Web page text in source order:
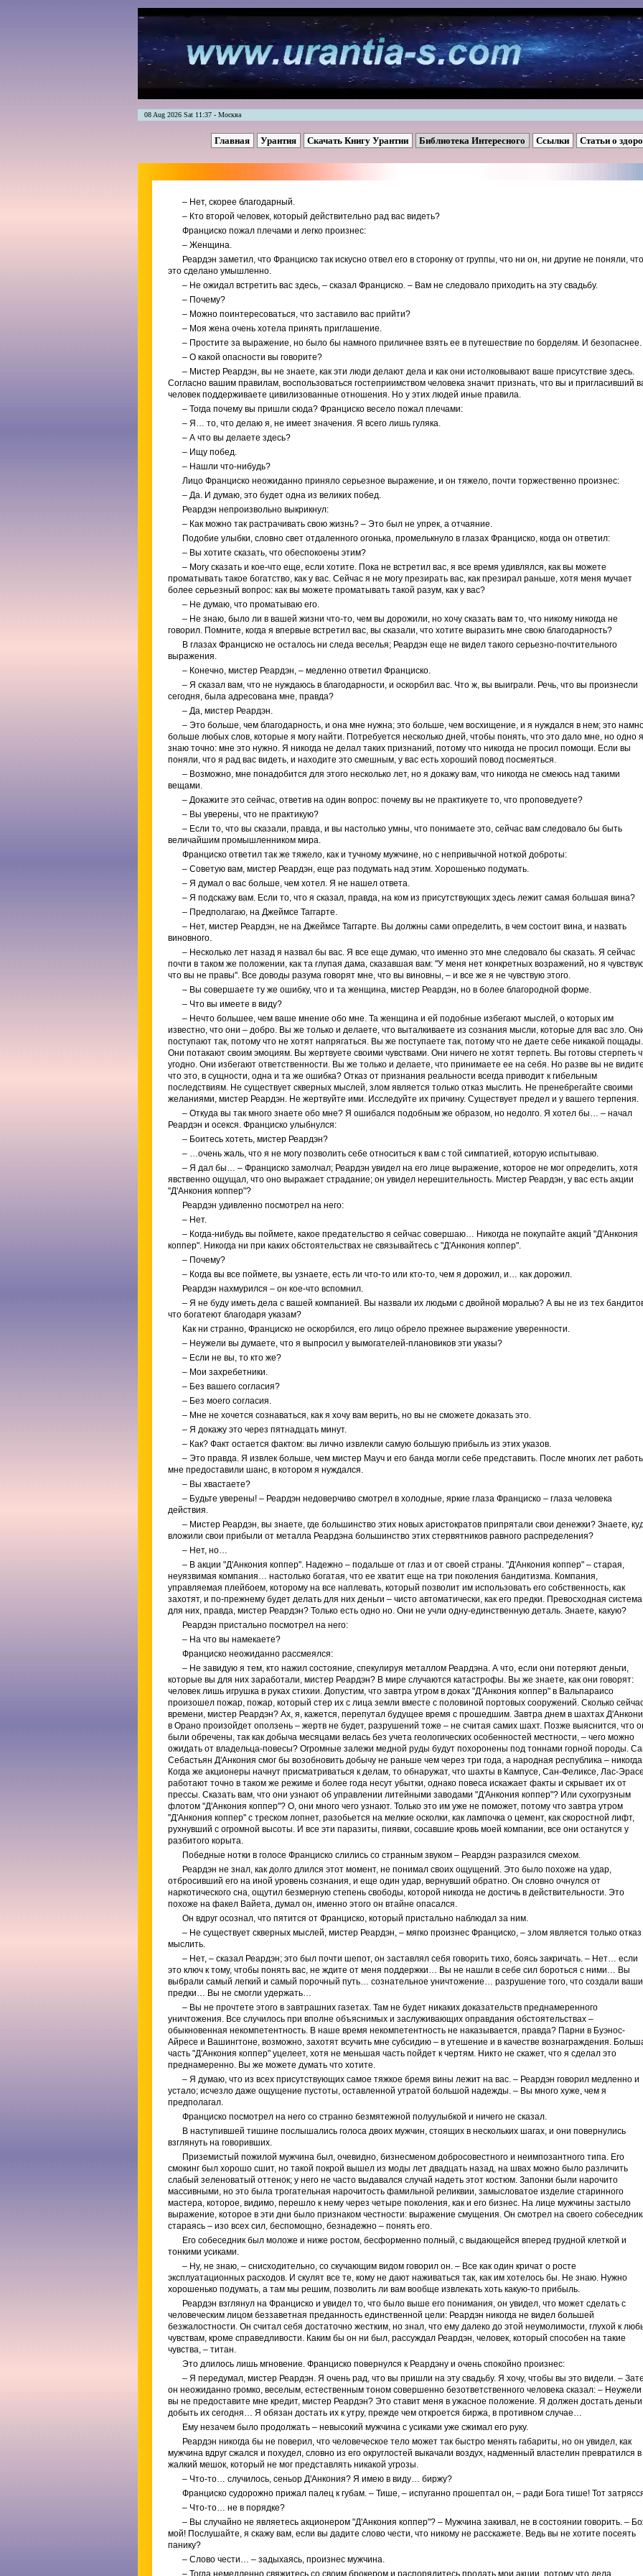
08 Aug 2026 Sat 11:37 - Москва
Главная Урантия Скачать Книгу Урантии Библиотека Интересного Ссылки Статьи о
– Нет, скорее благодарный.
– Кто второй человек, который действительно рад вас видеть?
Франциско пожал плечами и легко произнес:
– Женщина.
Реардэн заметил, что Франциско так искусно отвел его в сторонку от группы, что ни он, ни другие не поняли, что
это сделано умышленно.
– Не ожидал встретить вас здесь, – сказал Франциско. – Вам не следовало приходить на эту свадьбу.
– Почему?
– Можно поинтересоваться, что заставило вас прийти?
– Моя жена очень хотела принять приглашение.
– Простите за выражение, но было бы намного приличнее взять ее в путешествие по борделям. И безопаснее.
– О какой опасности вы говорите?
– Мистер Реардэн, вы не знаете, как эти люди делают дела и как они истолковывают ваше присутствие здесь.
Согласно вашим правилам, воспользоваться гостеприимством человека значит признать, что вы и пригласивший
человек поддерживаете цивилизованные отношения. Но у этих людей иные правила.
– Тогда почему вы пришли сюда? Франциско весело пожал плечами:
– Я… то, что делаю я, не имеет значения. Я всего лишь гуляка.
– А что вы делаете здесь?
– Ищу побед.
– Нашли что-нибудь?
Лицо Франциско неожиданно приняло серьезное выражение, и он тяжело, почти торжественно произнес:
– Да. И думаю, это будет одна из великих побед.
Реардэн непроизвольно выкрикнул:
– Как можно так растрачивать свою жизнь? – Это был не упрек, а отчаяние.
Подобие улыбки, словно свет отдаленного огонька, промелькнуло в глазах Франциско, когда он ответил:
– Вы хотите сказать, что обеспокоены этим?
– Могу сказать и кое-что еще, если хотите. Пока не встретил вас, я все время удивлялся, как вы можете
проматывать такое богатство, как у вас. Сейчас я не могу презирать вас, как презирал раньше, хотя меня мучает
более серьезный вопрос: как вы можете проматывать такой разум, как у вас?
– Не думаю, что проматываю его.
– Не знаю, было ли в вашей жизни что-то, чем вы дорожили, но хочу сказать вам то, что никому никогда не
говорил. Помните, когда я впервые встретил вас, вы сказали, что хотите выразить мне свою благодарность?
В глазах Франциско не осталось ни следа веселья; Реардэн еще не видел такого серьезно-почтительного
выражения.
– Конечно, мистер Реардэн, – медленно ответил Франциско.
– Я сказал вам, что не нуждаюсь в благодарности, и оскорбил вас. Что ж, вы выиграли. Речь, что вы произнесли
сегодня, была адресована мне, правда?
– Да, мистер Реардэн.
– Это больше, чем благодарность, и она мне нужна; это больше, чем восхищение, и я нуждался в нем; это
больше любых слов, которые я могу найти. Потребуется несколько дней, чтобы понять, что это дало мне, но одно я
знаю точно: мне это нужно. Я никогда не делал таких признаний, потому что никогда не просил помощи. Если вы
поняли, что я рад вас видеть, и находите это смешным, у вас есть хороший повод посмеяться.
– Возможно, мне понадобится для этого несколько лет, но я докажу вам, что никогда не смеюсь над такими
вещами.
– Докажите это сейчас, ответив на один вопрос: почему вы не практикуете то, что проповедуете?
– Вы уверены, что не практикую?
– Если то, что вы сказали, правда, и вы настолько умны, что понимаете это, сейчас вам следовало бы быть
величайшим промышленником мира.
Франциско ответил так же тяжело, как и тучному мужчине, но с непривычной ноткой доброты:
– Советую вам, мистер Реардэн, еще раз подумать над этим. Хорошенько подумать.
– Я думал о вас больше, чем хотел. Я не нашел ответа.
– Я подскажу вам. Если то, что я сказал, правда, на ком из присутствующих здесь лежит самая большая вина?
– Предполагаю, на Джеймсе Таггарте.
– Нет, мистер Реардэн, не на Джеймсе Таггарте. Вы должны сами определить, в чем состоит вина, и назвать
виновного.
– Несколько лет назад я назвал бы вас. Я все еще думаю, что именно это мне следовало бы сказать. Я сейчас
почти в таком же положении, как та глупая дама, сказавшая вам: "У меня нет конкретных возражений, но я
что вы не правы". Все доводы разума говорят мне, что вы виновны, – и все же я не чувствую этого.
– Вы совершаете ту же ошибку, что и та женщина, мистер Реардэн, но в более благородной форме.
– Что вы имеете в виду?
– Нечто большее, чем ваше мнение обо мне. Та женщина и ей подобные избегают мыслей, о которых им
известно, что они – добро. Вы же только и делаете, что выталкиваете из сознания мысли, которые для вас зло.
поступают так, потому что не хотят напрягаться. Вы же поступаете так, потому что не даете себе никакой пощады.
Они потакают своим эмоциям. Вы жертвуете своими чувствами. Они ничего не хотят терпеть. Вы готовы стерпеть
угодно. Они избегают ответственности. Вы же только и делаете, что принимаете ее на себя. Но разве вы не
что это, в сущности, одна и та же ошибка? Отказ от признания реальности всегда приводит к гибельным
последствиям. Не существует скверных мыслей, злом является только отказ мыслить. Не пренебрегайте своими
желаниями, мистер Реардэн. Не жертвуйте ими. Исследуйте их причину. Существует предел и у вашего терпения.
– Откуда вы так много знаете обо мне? Я ошибался подобным же образом, но недолго. Я хотел бы… – начал
Реардэн и осекся. Франциско улыбнулся:
– Боитесь хотеть, мистер Реардэн?
– …очень жаль, что я не могу позволить себе относиться к вам с той симпатией, которую испытываю.
– Я дал бы… – Франциско замолчал; Реардэн увидел на его лице выражение, которое не мог определить, хотя
явственно ощущал, что оно выражает страдание; он увидел нерешительность. Мистер Реардэн, у вас есть акции
"Д'Анкония коппер"?
Реардэн удивленно посмотрел на него:
– Нет.
– Когда-нибудь вы поймете, какое предательство я сейчас совершаю… Никогда не покупайте акций "Д'Анкония
коппер". Никогда ни при каких обстоятельствах не связывайтесь с "Д'Анкония коппер".
– Почему?
– Когда вы все поймете, вы узнаете, есть ли что-то или кто-то, чем я дорожил, и… как дорожил.
Реардэн нахмурился – он кое-что вспомнил.
– Я не буду иметь дела с вашей компанией. Вы назвали их людьми с двойной моралью? А вы не из тех
что богатеют благодаря указам?
Как ни странно, Франциско не оскорбился, его лицо обрело прежнее выражение уверенности.
– Неужели вы думаете, что я выпросил у вымогателей-плановиков эти указы?
– Если не вы, то кто же?
– Мои захребетники.
– Без вашего согласия?
– Без моего согласия.
– Мне не хочется сознаваться, как я хочу вам верить, но вы не сможете доказать это.
– Я докажу это через пятнадцать минут.
– Как? Факт остается фактом: вы лично извлекли самую большую прибыль из этих указов.
– Это правда. Я извлек больше, чем мистер Мауч и его банда могли себе представить. После многих лет
мне предоставили шанс, в котором я нуждался.
– Вы хвастаете?
– Будьте уверены! – Реардэн недоверчиво смотрел в холодные, яркие глаза Франциско – глаза человека
действия.
– Мистер Реардэн, вы знаете, где большинство этих новых аристократов припрятали свои денежки? Знаете,
вложили свои прибыли от металла Реардэна большинство этих стервятников равного распределения?
– Нет, но…
– В акции "Д'Анкония коппер". Надежно – подальше от глаз и от своей страны. "Д'Анкония коппер" – старая,
неуязвимая компания… настолько богатая, что ее хватит еще на три поколения бандитизма. Компания,
управляемая плейбоем, которому на все наплевать, который позволит им использовать его собственность, как
захотят, и по-прежнему будет делать для них деньги – чисто автоматически, как его предки. Превосходная система
для них, правда, мистер Реардэн? Только есть одно но. Они не учли одну-единственную деталь. Знаете, какую?
Реардэн пристально посмотрел на него:
– На что вы намекаете?
Франциско неожиданно рассмеялся:
– Не завидую я тем, кто нажил состояние, спекулируя металлом Реардэна. А что, если они потеряют деньги,
которые вы для них заработали, мистер Реардэн? В мире случаются катастрофы. Вы же знаете, как они говорят:
человек лишь игрушка в руках стихии. Допустим, что завтра утром в доках "Д'Анкония коппер" в Вальпараисо
произошел пожар, пожар, который стер их с лица земли вместе с половиной портовых сооружений. Сколько
времени, мистер Реардэн? Ах, я, кажется, перепутал будущее время с прошедшим. Завтра днем в шахтах
в Орано произойдет оползень – жертв не будет, разрушений тоже – не считая самих шахт. Позже выяснится, что
были обречены, так как добыча месяцами велась без учета геологических особенностей местности, – чего можно
ожидать от владельца-повесы? Огромные залежи медной руды будут похоронены под тоннами горной породы.
Себастьян Д'Анкония смог бы возобновить добычу не раньше чем через три года, а народная республика –
Когда же акционеры начнут присматриваться к делам, то обнаружат, что шахты в Кампусе, Сан-Феликсе, Лас-Эрасе
работают точно в таком же режиме и более года несут убытки, однако повеса искажает факты и скрывает их от
прессы. Сказать вам, что они узнают об управлении литейными заводами "Д'Анкония коппер"? Или сухогрузным
флотом "Д'Анкония коппер"? О, они много чего узнают. Только это им уже не поможет, потому что завтра утром
"Д'Анкония коппер" с треском лопнет, разобьется на мелкие осколки, как лампочка о цемент, как скоростной лифт,
рухнувший с огромной высоты. И все эти паразиты, пиявки, сосавшие кровь моей компании, все они останутся у
разбитого корыта.
Победные нотки в голосе Франциско слились со странным звуком – Реардэн разразился смехом.
Реардэн не знал, как долго длился этот момент, не понимал своих ощущений. Это было похоже на удар,
отбросивший его на иной уровень сознания, и еще один удар, вернувший обратно. Он словно очнулся от
наркотического сна, ощутил безмерную степень свободы, которой никогда не достичь в действительности. Это
похоже на факел Вайета, думал он, именно этого он втайне опасался.
Он вдруг осознал, что пятится от Франциско, который пристально наблюдал за ним.
– Не существует скверных мыслей, мистер Реардэн, – мягко произнес Франциско, – злом является только отказ
мыслить.
– Нет, – сказал Реардэн; это был почти шепот, он заставлял себя говорить тихо, боясь закричать. – Нет… если
это ключ к тому, чтобы понять вас, не ждите от меня поддержки… Вы не нашли в себе сил бороться с ними… Вы
выбрали самый легкий и самый порочный путь… сознательное уничтожение… разрушение того, что создали ваши
предки… Вы не смогли удержать…
– Вы не прочтете этого в завтрашних газетах. Там не будет никаких доказательств преднамеренного
уничтожения. Все случилось при вполне объяснимых и заслуживающих оправдания обстоятельствах –
обыкновенная некомпетентность. В наше время некомпетентность не наказывается, правда? Парни в Буэнос-
Айресе и Вашингтоне, возможно, захотят всучить мне субсидию – в утешение и в качестве вознаграждения.
часть "Д'Анкония коппер" уцелеет, хотя не меньшая часть пойдет к чертям. Никто не скажет, что я сделал это
преднамеренно. Вы же можете думать что хотите.
– Я думаю, что из всех присутствующих самое тяжкое бремя вины лежит на вас. – Реардэн говорил медленно и
устало; исчезло даже ощущение пустоты, оставленной утратой большой надежды. – Вы много хуже, чем я
предполагал.
Франциско посмотрел на него со странно безмятежной полуулыбкой и ничего не сказал.
В наступившей тишине послышались голоса двоих мужчин, стоящих в нескольких шагах, и они повернулись
взглянуть на говоривших.
Приземистый пожилой мужчина был, очевидно, бизнесменом добросовестного и неимпозантного типа. Его
смокинг был хорошо сшит, но такой покрой вышел из моды лет двадцать назад, на швах можно было различить
слабый зеленоватый оттенок; у него не часто выдавался случай надеть этот костюм. Запонки были нарочито
массивными, но это была трогательная нарочитость фамильной реликвии, замысловатое изделие старинного
мастера, которое, видимо, перешло к нему через четыре поколения, как и его бизнес. На лице мужчины застыло
выражение, которое в эти дни было признаком честности: выражение смущения. Он смотрел на своего
стараясь – изо всех сил, беспомощно, безнадежно – понять его.
Его собеседник был моложе и ниже ростом, бесформенно полный, с выдающейся вперед грудной клеткой и
тонкими усиками.
– Ну, не знаю, – снисходительно, со скучающим видом говорил он. – Все как один кричат о росте
эксплуатационных расходов. И скулят все те, кому не дают наживаться так, как им хотелось бы. Не знаю. Нужно
хорошенько подумать, а там мы решим, позволить ли вам вообще извлекать хоть какую-то прибыль.
Реардэн взглянул на Франциско и увидел то, что было выше его понимания, он увидел, что может сделать с
человеческим лицом беззаветная преданность единственной цели: Реардэн никогда не видел большей
безжалостности. Он считал себя достаточно жестким, но знал, что ему далеко до этой неумолимости, глухой к
чувствам, кроме справедливости. Каким бы он ни был, рассуждал Реардэн, человек, который способен на такие
чувства, – титан.
Это длилось лишь мгновение. Франциско повернулся к Реардэну и очень спокойно произнес:
– Я передумал, мистер Реардэн. Я очень рад, что вы пришли на эту свадьбу. Я хочу, чтобы вы это видели. –
он неожиданно громко, веселым, естественным тоном совершенно безответственного человека сказал: – Неужели
вы не предоставите мне кредит, мистер Реардэн? Это ставит меня в ужасное положение. Я должен достать
добыть их сегодня… Я обязан достать их к утру, прежде чем откроется биржа, в противном случае…
Ему незачем было продолжать – невысокий мужчина с усиками уже сжимал его руку.
Реардэн никогда бы не поверил, что человеческое тело может так быстро менять габариты, но он увидел, как
мужчина вдруг сжался и похудел, словно из его округлостей выкачали воздух, надменный властелин превратился в
жалкий мешок, который не мог представлять никакой угрозы.
– Что-то… случилось, сеньор Д'Анкония? Я имею в виду… биржу?
Франциско судорожно прижал палец к губам. – Тише, – испуганно прошептал он, – ради Бога тише! Тот
– Что-то… не в порядке?
– Вы случайно не являетесь акционером "Д'Анкония коппер"? – Мужчина закивал, не в состоянии говорить. –
мой! Послушайте, я скажу вам, если вы дадите слово чести, что никому не расскажете. Ведь вы не хотите посеять
панику?
– Слово чести… – задыхаясь, произнес мужчина.
– Тогда немедленно свяжитесь со своим брокером и распорядитесь продать мои акции, потому что дела